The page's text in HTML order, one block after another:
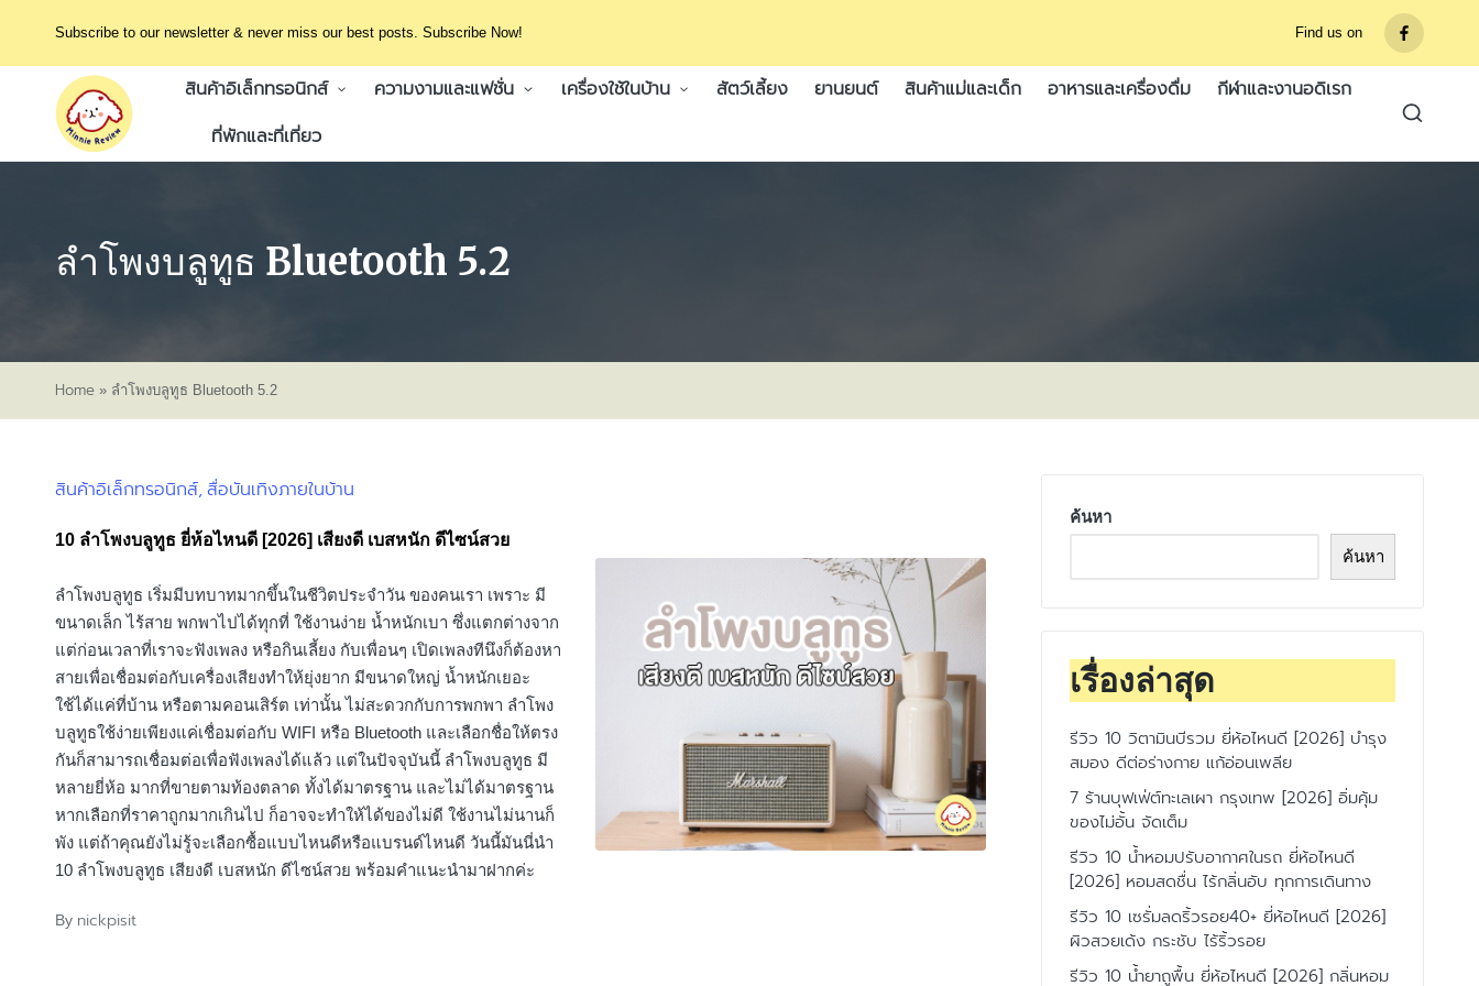
Subscribe to our newsletter & never miss our best posts. Subscribe Now! Find us on
รายการ
เมนู
สินค้าอิเล็กทรอนิกส์ ความงามและแฟชั่น เครื่องใช้ในบ้าน สัตว์เลี้ยง ยานยนต์ สินค้าแม่และเด็ก อาหารและเครื่องดื่ม
กีฬาและงานอดิเรก
ที่พักและที่เที่ยว
ลําโพงบลูทูธ Bluetooth 5.2
Home » ลําโพงบลูทูธ Bluetooth 5.2
Posted
สินค้าอิเล็กทรอนิกส์ สื่อบันเทิงภายในบ้าน
10 ลําโพงบลูทูธ ยี่ห้อไหนดี [2026] เสียงดี เบสหนัก ดีไซน์สวย
ลำโพงบลูทูธ เริ่มมีบทบาทมากขึ้นในชีวิตประจำวัน ของคนเรา เพราะ มี
ขนาดเล็ก ไร้สาย พกพาไปได้ทุกที่ ใช้งานง่าย น้ำหนักเบา ซึ่งแตกต่างจาก
แต่ก่อนเวลาที่เราจะฟังเพลง หรือกินเลี้ยง กับเพื่อนๆ เปิดเพลงทีนึงก็ต้องหา
สายเพื่อเชื่อมต่อกับเครื่องเสียงทำให้ยุ่งยาก มีขนาดใหญ่ น้ำหนักเยอะ
ใช้ได้แค่ที่บ้าน หรือตามคอนเสิร์ต เท่านั้น ไม่สะดวกกับการพกพา ลำโพง
บลูทูธใช้ง่ายเพียงแค่เชื่อมต่อกับ WIFI หรือ Bluetooth และเลือกชื่อให้ตรง
กันก็สามารถเชื่อมต่อเพื่อฟังเพลงได้แล้ว แต่ในปัจจุบันนี้ ลำโพงบลูทูธ มี
หลายยี่ห้อ มากที่ขายตามท้องตลาด ทั้งได้มาตรฐาน และไม่ได้มาตรฐาน
หากเลือกที่ราคาถูกมากเกินไป ก็อาจจะทำให้ได้ของไม่ดี ใช้งานไม่นานก็
พัง แต่ถ้าคุณยังไม่รู้จะเลือกซื้อแบบไหนดีหรือแบรนด์ไหนดี วันนี้มันนี่นำ
10 ลำโพงบลูทูธ เสียงดี เบสหนัก ดีไซน์สวย พร้อมคำแนะนำมาฝากค่ะ
Posted
By nickpisit
ค้นหา
ค้นหา
เรื่องล่าสุด
รีวิว 10 วิตามินบีรวม ยี่ห้อไหนดี [2026] บำรุง
สมอง ดีต่อร่างกาย แก้อ่อนเพลีย
7 ร้านบุฟเฟ่ต์ทะเลเผา กรุงเทพ [2026] อิ่มคุ้ม
ของไม่อั้น จัดเต็ม
รีวิว 10 น้ำหอมปรับอากาศในรถ ยี่ห้อไหนดี
[2026] หอมสดชื่น ไร้กลิ่นอับ ทุกการเดินทาง
รีวิว 10 เซรั่มลดริ้วรอย40+ ยี่ห้อไหนดี [2026]
ผิวสวยเด้ง กระชับ ไร้ริ้วรอย
รีวิว 10 น้ำยาถูพื้น ยี่ห้อไหนดี [2026] กลิ่นหอม